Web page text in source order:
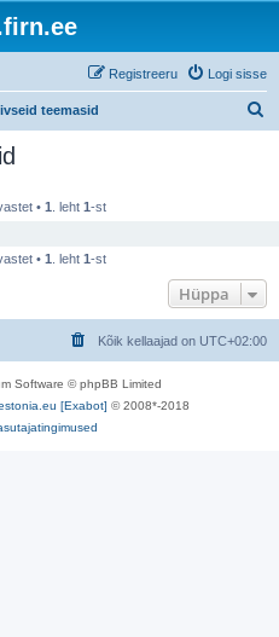
Logi sisse
Registreeru
teemasid
• 1 . leht 1-st
• 1 . leht 1-st
Hüppa
Kõik kellaajad on UTC+02:00
Software © phpBB Limited
[Exabot] © 2008*-2018